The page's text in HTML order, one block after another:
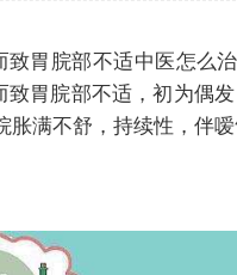
致胃脘部不适中医怎么
胃脘部不适，初为偶
满不舒，持续性，伴